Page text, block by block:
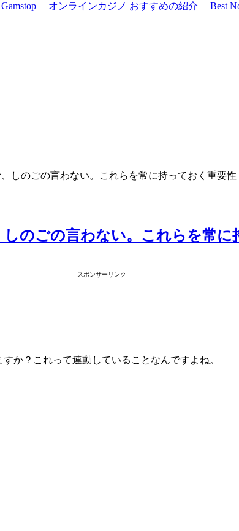
オンラインカジノ おすすめの紹介 Best
しのごの言わない。これらを常に持っておく重要性
のごの言わない。これらを常に
スポンサーリンク
か？これって連動していることなんですよね。